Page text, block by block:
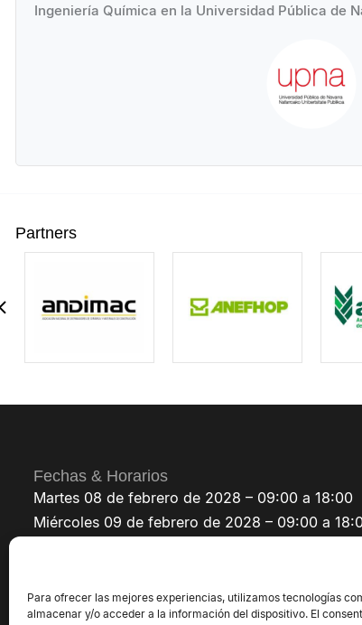
Para ofrecer las mejores experiencias, utilizamos tecnologías
almacenar y/o acceder a la información del dispositivo. El
Ingeniería Química en la Universidad Pública de
Partners
Fechas & Horarios
Martes 08 de febrero de 2028 – 09:00 a 18:00
Miércoles 09 de febrero de 2028 – 09:00 a